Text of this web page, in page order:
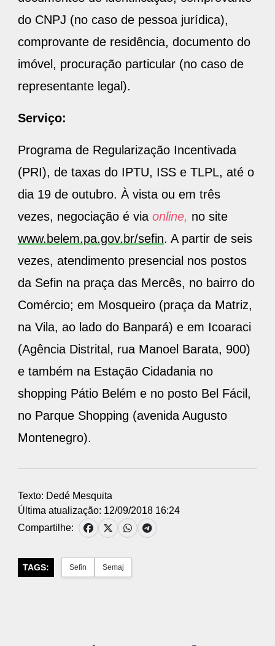
do CNPJ (no caso de pessoa jurídica),
comprovante de residência, documento do
imóvel, procuração particular (no caso de
representante legal).
Serviço:
Programa de Regularização Incentivada
(PRI), de taxas do IPTU, ISS e TLPL, até o
dia 19 de outubro. À vista ou em três
vezes, negociação é via online, no site
www.belem.pa.gov.br/sefin. A partir de seis
vezes, atendimento presencial nos postos
da Sefin na praça das Mercês, no bairro do
Comércio; em Mosqueiro (praça da Matriz,
na Vila, ao lado do Banpará) e em Icoaraci
(Agência Distrital, rua Manoel Barata, 900)
e também na Estação Cidadania no
shopping Pátio Belém e no posto Bel Fácil,
no Parque Shopping (avenida Augusto
Montenegro).
Texto: Dedé Mesquita
Última atualização: 12/09/2018 16:24
Compartilhe:
TAGS: Sefin Semaj